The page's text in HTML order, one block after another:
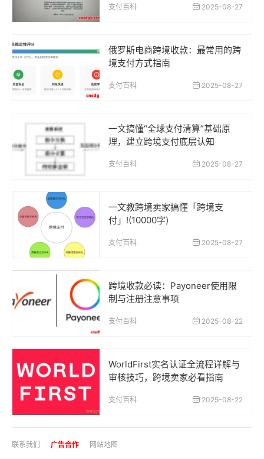
支付百科 2025-08-27
俄罗斯电商跨境收款：最常用的跨
境支付方式指南
支付百科 2025-08-27
一文搞懂“全球支付清算”基础原
理，建立跨境支付底层认知
支付百科 2025-08-27
一文教跨境卖家搞懂「跨境支
付」!(10000字)
支付百科 2025-08-27
跨境收款必读：Payoneer使用限
制与注册注意事项
支付百科 2025-08-22
WorldFirst实名认证全流程详解与
审核技巧，跨境卖家必看指南
支付百科 2025-08-22
联系我们 广告合作 网站地图